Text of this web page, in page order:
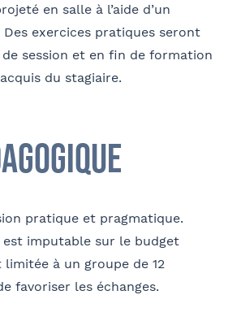
en salle à l’aide d’un
exercices pratiques seront
session et en fin de formation
du stagiaire.
pratique et pragmatique.
imputable sur le budget
à un groupe de 12
favoriser les échanges.
Avocats à utiliser mes